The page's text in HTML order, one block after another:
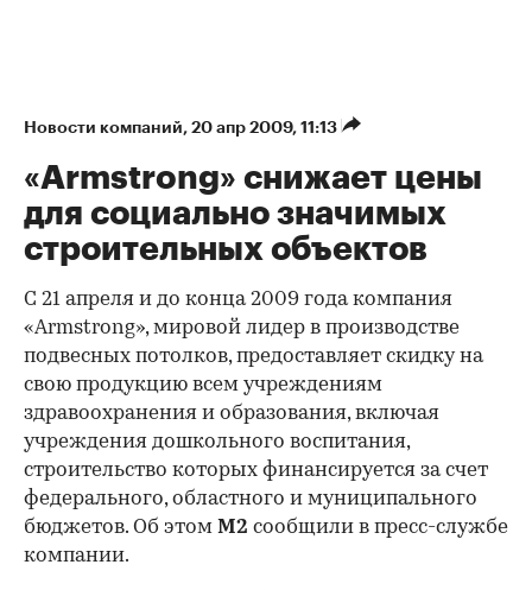
Новости компаний⁠, 20 апр 2009, 11:13
«Armstrong» снижает цены
для социально значимых
строительных объектов
С 21 апреля и до конца 2009 года компания
«Armstrong», мировой лидер в производстве
подвесных потолков, предоставляет скидку на
свою продукцию всем учреждениям
здравоохранения и образования, включая
учреждения дошкольного воспитания,
строительство которых финансируется за счет
федерального, областного и муниципального
бюджетов. Об этом М2 сообщили в пресс-службе
компании.